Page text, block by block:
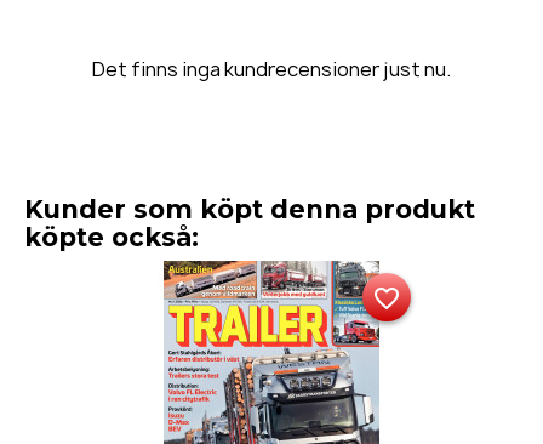
Det finns inga kundrecensioner just nu.
Kunder som köpt denna produkt
köpte också:
favorite_border